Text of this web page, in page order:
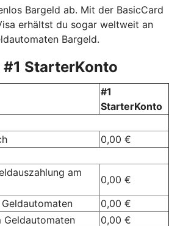
Bargeld ab. Mit der BasicCard
erhältst du sogar weltweit an
Bargeld.
#1 StarterKonto
#1
StarterKonto
0,00 €
am
0,00 €
0,00 €
Geldautomaten
0,00 €